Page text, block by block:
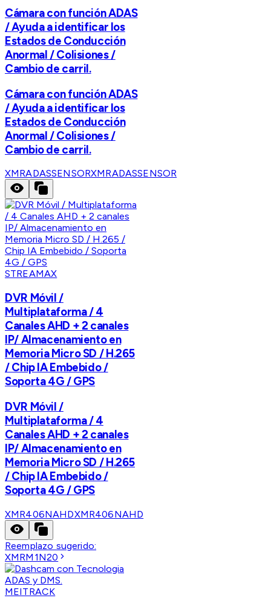
Cámara con función ADAS
/ Ayuda a identificar los
Estados de Conducción
Anormal / Colisiones /
Cambio de carril.
Cámara con función ADAS
/ Ayuda a identificar los
Estados de Conducción
Anormal / Colisiones /
Cambio de carril.
XMRADASSENSORXMRADASSENSOR
STREAMAX
DVR Móvil /
Multiplataforma / 4
Canales AHD + 2 canales
IP/ Almacenamiento en
Memoria Micro SD / H.265
/ Chip IA Embebido /
Soporta 4G / GPS
DVR Móvil /
Multiplataforma / 4
Canales AHD + 2 canales
IP/ Almacenamiento en
Memoria Micro SD / H.265
/ Chip IA Embebido /
Soporta 4G / GPS
XMR406NAHDXMR406NAHD
Reemplazo sugerido:
XMRM1N20
MEITRACK